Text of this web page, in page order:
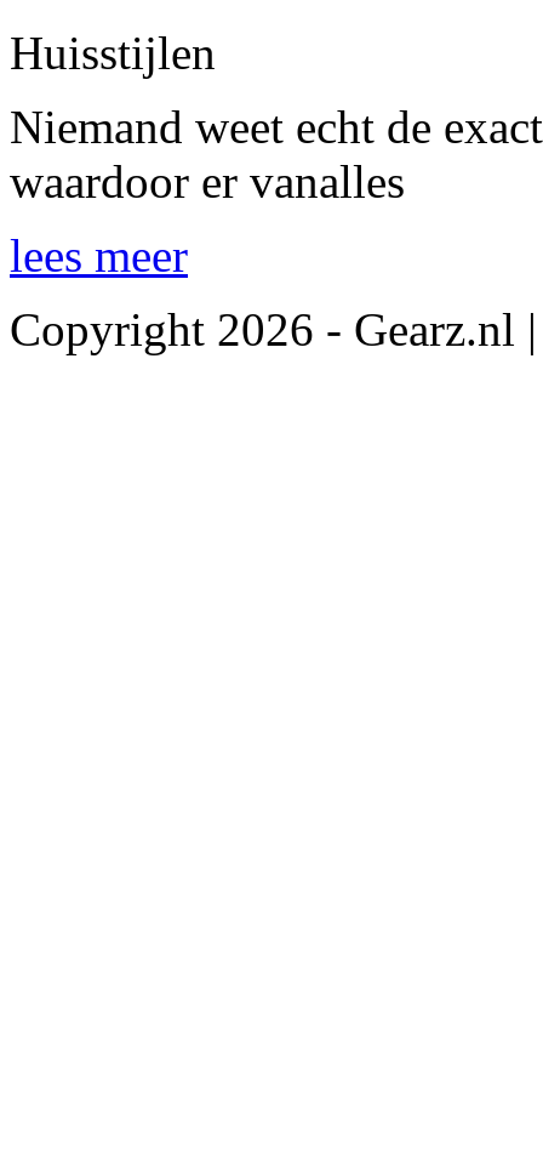
Huisstijlen
Niemand weet echt de
waardoor er vanalles
lees meer
Copyright 2026 - Gearz.nl